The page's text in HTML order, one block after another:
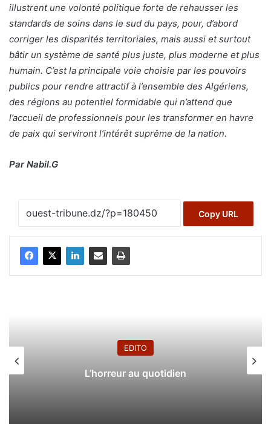
illustrent une volonté politique forte de rehausser les
standards de soins dans le sud du pays, pour, d’abord
corriger les disparités territoriales, mais aussi et surtout
bâtir un système de santé plus juste, plus moderne et plus
humain. C’est la principale voie choisie par les pouvoirs
publics pour rendre attractif à l’ensemble des Algériens,
des régions au potentiel formidable qui n’attend que
l’accueil de professionnels pour les transformer en havre
de paix qui serviront l’intérêt suprême de la nation.
Par Nabil.G
Copy URL
EDITO
L’horreur au quotidien